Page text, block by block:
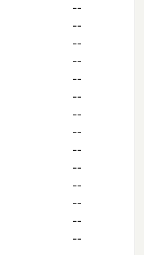
--
--
--
--
--
--
--
--
--
--
--
--
--
--